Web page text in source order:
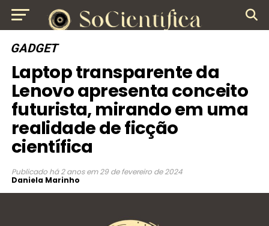
GADGET
Laptop transparente da
Lenovo apresenta conceito
futurista, mirando em uma
realidade de ficção
científica
Publicado há 2 anos em 29 de fevereiro de 2024
Daniela Marinho